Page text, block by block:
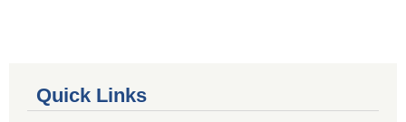
Quick Links